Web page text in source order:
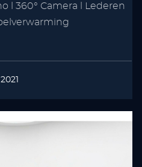
l 360° Camera l Lederen
2021